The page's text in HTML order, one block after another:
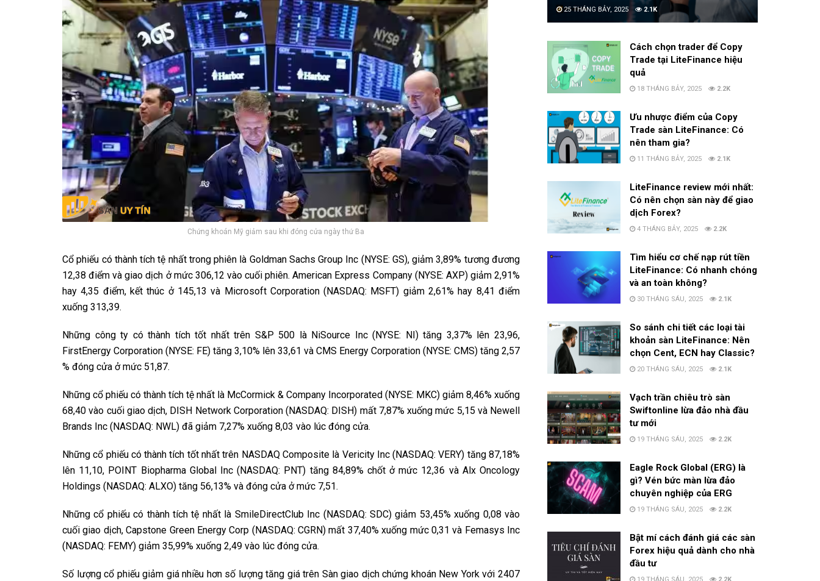
Chứng khoán Mỹ giảm sau khi đóng cửa ngày thứ Ba
Cổ phiếu có thành tích tệ nhất trong phiên là Goldman Sachs Group Inc (NYSE: GS), giảm 3,89% tương đương
12,38 điểm và giao dịch ở mức 306,12 vào cuối phiên. American Express Company (NYSE: AXP) giảm 2,91%
hay 4,35 điểm, kết thúc ở 145,13 và Microsoft Corporation (NASDAQ: MSFT) giảm 2,61% hay 8,41 điểm
xuống 313,39.
Những công ty có thành tích tốt nhất trên S&P 500 là NiSource Inc (NYSE: NI) tăng 3,37% lên 23,96,
FirstEnergy Corporation (NYSE: FE) tăng 3,10% lên 33,61 và CMS Energy Corporation (NYSE: CMS) tăng 2,57
% đóng cửa ở mức 51,87.
Những cổ phiếu có thành tích tệ nhất là McCormick & Company Incorporated (NYSE: MKC) giảm 8,46% xuống
68,40 vào cuối giao dịch, DISH Network Corporation (NASDAQ: DISH) mất 7,87% xuống mức 5,15 và Newell
Brands Inc (NASDAQ: NWL) đã giảm 7,27% xuống 8,03 vào lúc đóng cửa.
Những cổ phiếu có thành tích tốt nhất trên NASDAQ Composite là Vericity Inc (NASDAQ: VERY) tăng 87,18%
lên 11,10, POINT Biopharma Global Inc (NASDAQ: PNT) tăng 84,89% chốt ở mức 12,36 và Alx Oncology
Holdings (NASDAQ: ALXO) tăng 56,13% và đóng cửa ở mức 7,51.
Những cổ phiếu có thành tích tệ nhất là SmileDirectClub Inc (NASDAQ: SDC) giảm 53,45% xuống 0,08 vào
cuối giao dịch, Capstone Green Energy Corp (NASDAQ: CGRN) mất 37,40% xuống mức 0,31 và Femasys Inc
(NASDAQ: FEMY) giảm 35,99% xuống 2,49 vào lúc đóng cửa.
Số lượng cổ phiếu giảm giá nhiều hơn số lượng tăng giá trên Sàn giao dịch chứng khoán New York với 2407
25 THÁNG BẢY, 2025 2.1K
Cách chọn trader để Copy
Trade tại LiteFinance hiệu
quả
18 THÁNG BẢY, 2025 2.2K
Ưu nhược điểm của Copy
Trade sàn LiteFinance: Có
nên tham gia?
11 THÁNG BẢY, 2025 2.1K
LiteFinance review mới nhất:
Có nên chọn sàn này để giao
dịch Forex?
4 THÁNG BẢY, 2025 2.2K
Tìm hiểu cơ chế nạp rút tiền
LiteFinance: Có nhanh chóng
và an toàn không?
30 THÁNG SÁU, 2025 2.1K
So sánh chi tiết các loại tài
khoản sàn LiteFinance: Nên
chọn Cent, ECN hay Classic?
20 THÁNG SÁU, 2025 2.1K
Vạch trần chiêu trò sàn
Swiftonline lừa đảo nhà đầu
tư mới
19 THÁNG SÁU, 2025 2.2K
Eagle Rock Global (ERG) là
gì? Vén bức màn lừa đảo
chuyên nghiệp của ERG
19 THÁNG SÁU, 2025 2.2K
Bật mí cách đánh giá các sàn
Forex hiệu quả dành cho nhà
đầu tư